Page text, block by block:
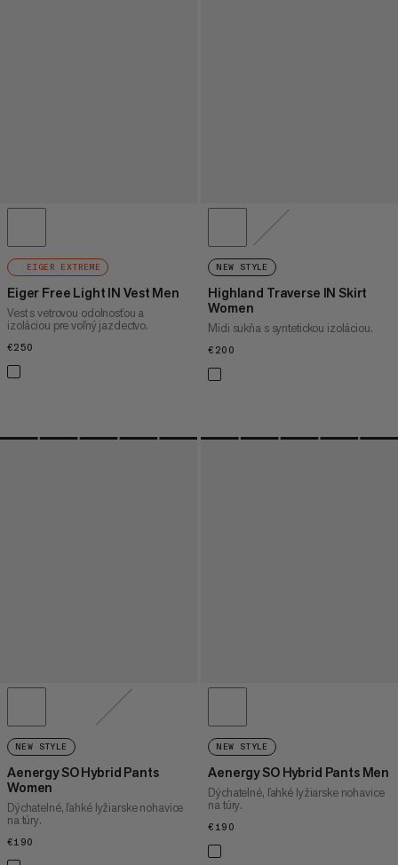
EIGER EXTREME
Eiger Free Light IN Vest Men
Vest s vetrovou odolnosťou a
izoláciou pre voľný jazdectvo.
€250
NEW STYLE
Highland Traverse IN Skirt
Women
Midi sukňa s syntetickou izoláciou.
€200
NEW STYLE
Aenergy SO Hybrid Pants
Women
Dýchatelné, ľahké lyžiarske nohavice
na túry.
€190
NEW STYLE
Aenergy SO Hybrid Pants Men
Dýchatelné, ľahké lyžiarske nohavice
na túry.
€190